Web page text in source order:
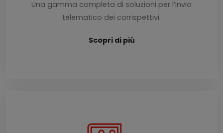
Una gamma completa di soluzioni per l’invio
telematico dei corrispettivi.
Scopri di più